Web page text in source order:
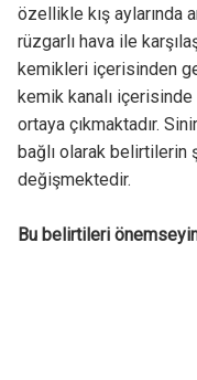
özellikle kış aylarında
rüzgarlı hava ile
kemikleri içerisinden
kemik kanalı
ortaya çıkmaktadır.
bağlı olarak belirtilerin
değişmektedir.
Bu belirtileri